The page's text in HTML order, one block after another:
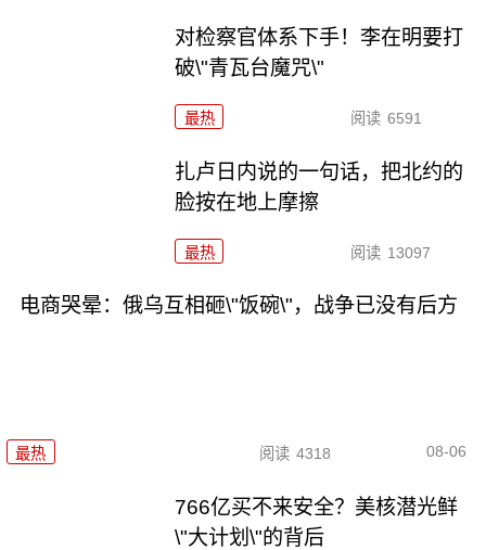
对检察官体系下手！李在明要打
破\"青瓦台魔咒\"
最热 阅读 6591
扎卢日内说的一句话，把北约的
脸按在地上摩擦
最热 阅读 13097
电商哭晕：俄乌互相砸\"饭碗\"，战争已没有后方
最热 阅读 4318 08-06
766亿买不来安全？美核潜光鲜
\"大计划\"的背后